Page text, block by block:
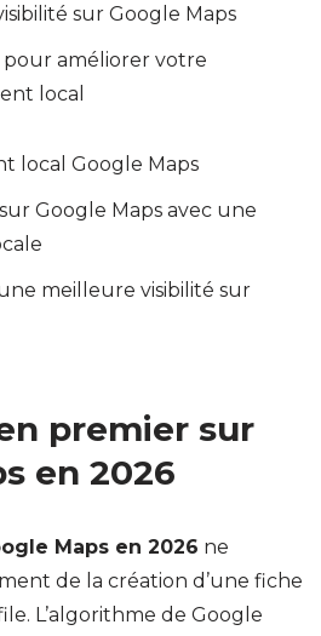
sur Google Maps
pour améliorer votre
local
local Google Maps
Google Maps avec une
meilleure visibilité sur
premier sur
en 2026
Maps en 2026 ne
de la création d’une fiche
L’algorithme de Google